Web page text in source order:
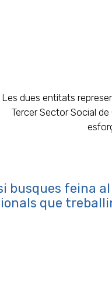
Les dues entitats
Tercer Sector Social
busques feina
que